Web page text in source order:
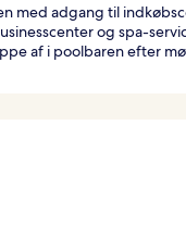
med adgang til
og spa-
af i poolbaren efter